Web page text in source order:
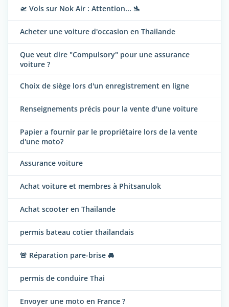
🛫 Vols sur Nok Air : Attention... 🛬
Acheter une voiture d'occasion en Thailande
Que veut dire "Compulsory" pour une assurance
voiture ?
Choix de siège lors d'un enregistrement en ligne
Renseignements précis pour la vente d'une voiture
Papier a fournir par le propriétaire lors de la vente
d'une moto?
Assurance voiture
Achat voiture et membres à Phitsanulok
Achat scooter en Thaïlande
permis bateau cotier thailandais
🚨 Réparation pare-brise 🚘
permis de conduire Thai
Envoyer une moto en France ?